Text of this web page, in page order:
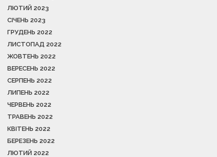
ЛЮТИЙ 2023
СІЧЕНЬ 2023
ГРУДЕНЬ 2022
ЛИСТОПАД 2022
ЖОВТЕНЬ 2022
ВЕРЕСЕНЬ 2022
СЕРПЕНЬ 2022
ЛИПЕНЬ 2022
ЧЕРВЕНЬ 2022
ТРАВЕНЬ 2022
КВІТЕНЬ 2022
БЕРЕЗЕНЬ 2022
ЛЮТИЙ 2022